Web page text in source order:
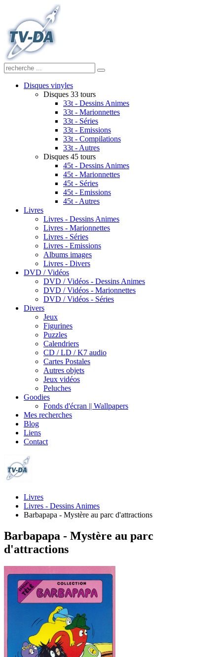
Disques vinyles
Disques 33 tours
33t - Dessins Animes
33t - Marionnettes
33t - Séries
33t - Emissions
33t - Compilations
33t - Autres
Disques 45 tours
45t - Dessins Animes
45t - Marionnettes
45t - Séries
45t - Emissions
45t - Autres
Livres
Livres - Dessins Animes
Livres - Marionnettes
Livres - Séries
Livres - Emissions
Albums images
Livres - Divers
DVD / Vidéos
DVD / Vidéos - Dessins Animes
DVD / Vidéos - Marionnettes
DVD / Vidéos - Séries
Divers
Jeux
Figurines
Puzzles
Calendriers
CD / LD / K7 audio
Cartes Postales
Autres objets
Jeux vidéos
Peluches
Goodies
Fonds d'écran || Wallpapers
Mes recherches
Blog
Liens
Contact
Livres
Livres - Dessins Animes
Barbapapa - Mystère au parc d'attractions
Barbapapa - Mystère au parc
d'attractions